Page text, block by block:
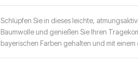
Schlüpfen Sie in dieses leichte,
Baumwolle und genießen Sie Ihren
bayerischen Farben gehalten und mit